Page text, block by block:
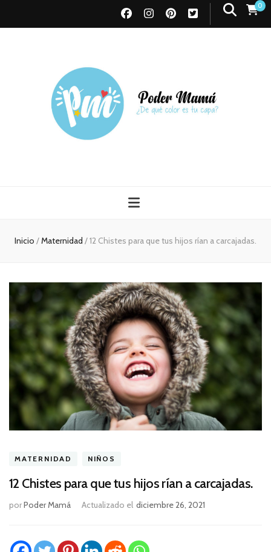
0
Inicio /Maternidad /12 Chistes para que tus hijos rían a carcajadas.
MATERNIDAD NIÑOS
12 Chistes para que tus hijos rían a carcajadas.
porPoder Mamá Actualizado el diciembre 26, 2021